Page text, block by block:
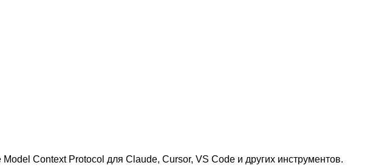
Context Protocol для Claude, Cursor, VS Code и других инструментов.